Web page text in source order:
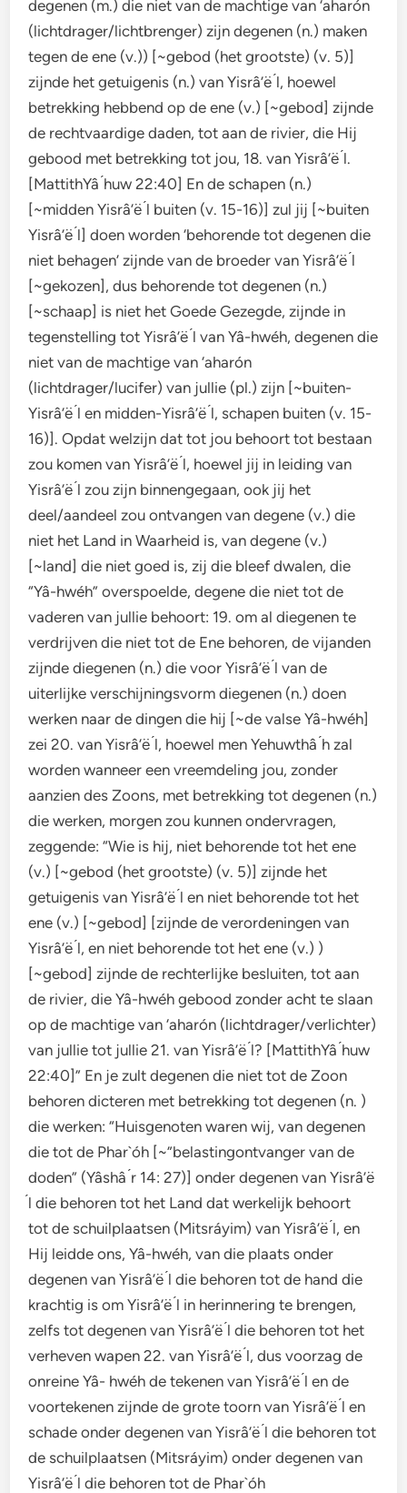
degenen (m.) die niet van de machtige van ‘aharón
(lichtdrager/lichtbrenger) zijn degenen (n.) maken
tegen de ene (v.)) [~gebod (het grootste) (v. 5)]
zijnde het getuigenis (n.) van Yisrâ’ë ́l, hoewel
betrekking hebbend op de ene (v.) [~gebod] zijnde
de rechtvaardige daden, tot aan de rivier, die Hij
gebood met betrekking tot jou, 18. van Yisrâ’ë ́l.
[MattithYâ ́huw 22:40] En de schapen (n.)
[~midden Yisrâ’ë ́l buiten (v. 15-16)] zul jij [~buiten
Yisrâ’ë ́l] doen worden ‘behorende tot degenen die
niet behagen’ zijnde van de broeder van Yisrâ’ë ́l
[~gekozen], dus behorende tot degenen (n.)
[~schaap] is niet het Goede Gezegde, zijnde in
tegenstelling tot Yisrâ’ë ́l van Yâ-hwéh, degenen die
niet van de machtige van ‘aharón
(lichtdrager/lucifer) van jullie (pl.) zijn [~buiten-
Yisrâ’ë ́l en midden-Yisrâ’ë ́l, schapen buiten (v. 15-
16)]. Opdat welzijn dat tot jou behoort tot bestaan
zou komen van Yisrâ’ë ́l, hoewel jij in leiding van
Yisrâ’ë ́l zou zijn binnengegaan, ook jij het
deel/aandeel zou ontvangen van degene (v.) die
niet het Land in Waarheid is, van degene (v.)
[~land] die niet goed is, zij die bleef dwalen, die
“Yâ-hwéh” overspoelde, degene die niet tot de
vaderen van jullie behoort: 19. om al diegenen te
verdrijven die niet tot de Ene behoren, de vijanden
zijnde diegenen (n.) die voor Yisrâ’ë ́l van de
uiterlijke verschijningsvorm diegenen (n.) doen
werken naar de dingen die hij [~de valse Yâ-hwéh]
zei 20. van Yisrâ’ë ́l, hoewel men Yehuwthâ ́h zal
worden wanneer een vreemdeling jou, zonder
aanzien des Zoons, met betrekking tot degenen (n.)
die werken, morgen zou kunnen ondervragen,
zeggende: “Wie is hij, niet behorende tot het ene
(v.) [~gebod (het grootste) (v. 5)] zijnde het
getuigenis van Yisrâ’ë ́l en niet behorende tot het
ene (v.) [~gebod] [zijnde de verordeningen van
Yisrâ’ë ́l, en niet behorende tot het ene (v.) )
[~gebod] zijnde de rechterlijke besluiten, tot aan
de rivier, die Yâ-hwéh gebood zonder acht te slaan
op de machtige van ‘aharón (lichtdrager/verlichter)
van jullie tot jullie 21. van Yisrâ’ë ́l? [MattithYâ ́huw
22:40]” En je zult degenen die niet tot de Zoon
behoren dicteren met betrekking tot degenen (n. )
die werken: “Huisgenoten waren wij, van degenen
die tot de Phar`óh [~”belastingontvanger van de
doden” (Yâshâ ́r 14: 27)] onder degenen van Yisrâ’ë
́l die behoren tot het Land dat werkelijk behoort
tot de schuilplaatsen (Mitsráyim) van Yisrâ’ë ́l, en
Hij leidde ons, Yâ-hwéh, van die plaats onder
degenen van Yisrâ’ë ́l die behoren tot de hand die
krachtig is om Yisrâ’ë ́l in herinnering te brengen,
zelfs tot degenen van Yisrâ’ë ́l die behoren tot het
verheven wapen 22. van Yisrâ’ë ́l, dus voorzag de
onreine Yâ- hwéh de tekenen van Yisrâ’ë ́l en de
voortekenen zijnde de grote toorn van Yisrâ’ë ́l en
schade onder degenen van Yisrâ’ë ́l die behoren tot
de schuilplaatsen (Mitsráyim) onder degenen van
Yisrâ’ë ́l die behoren tot de Phar`óh